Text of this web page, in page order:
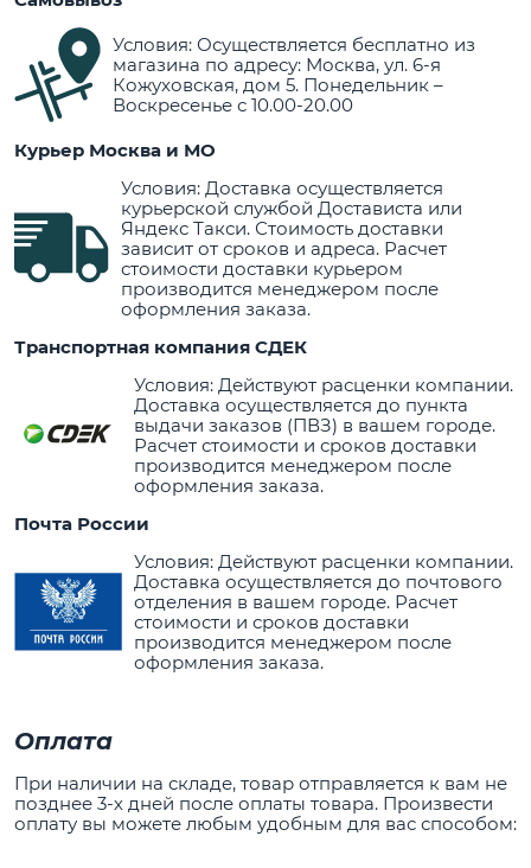
Условия: Осуществляется бесплатно из
магазина по адресу: Москва, ул. 6-я
Кожуховская, дом 5. Понедельник –
Воскресенье с 10.00-20.00
Курьер Москва и МО
Условия: Доставка осуществляется
курьерской службой Достависта или
Яндекс Такси. Стоимость доставки
зависит от сроков и адреса. Расчет
стоимости доставки курьером
производится менеджером после
оформления заказа.
Транспортная компания СДЕК
Условия: Действуют расценки компании.
Доставка осуществляется до пункта
выдачи заказов (ПВЗ) в вашем городе.
Расчет стоимости и сроков доставки
производится менеджером после
оформления заказа.
Почта России
Условия: Действуют расценки компании.
Доставка осуществляется до почтового
отделения в вашем городе. Расчет
стоимости и сроков доставки
производится менеджером после
оформления заказа.
Оплата
При наличии на складе, товар отправляется к вам не
позднее 3-х дней после оплаты товара. Произвести
оплату вы можете любым удобным для вас способом: